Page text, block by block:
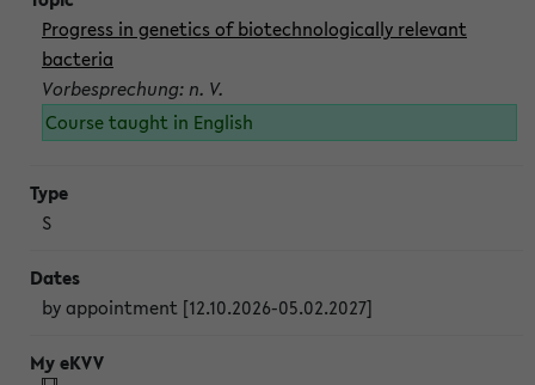
Progress in genetics of biotechnologically relevant
bacteria
Vorbesprechung: n. V.
Course taught in English
S
by appointment [12.10.2026-05.02.2027]